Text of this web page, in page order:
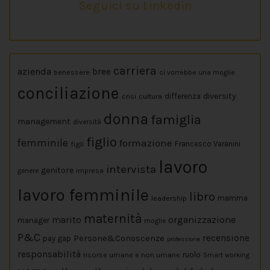
Seguici su Linkedin
azienda benessere bree carriera ci vorrebbe una moglie
conciliazione crisi cultura differenza diversity
management diversità donna famiglia
femminile figli figlio formazione Francesco Varanini
genere genitore impresa intervista lavoro
lavoro femminile leadership libro mamma
manager marito maternità moglie organizzazione
P&C pay gap Persone&Conoscenze professione recensione
responsabilità risorse umane e non umane ruolo Smart working